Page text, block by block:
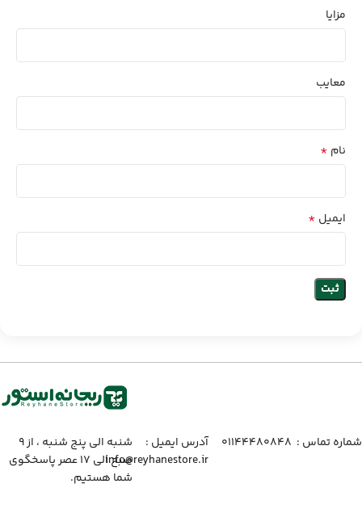
مزایا
معایب
نام *
ایمیل *
شماره تماس :‌ ۰۱۱۴۴۴۸۰۸۴۸
آدرس ایمیل :‌
info@reyhanestore.ir
شنبه الی پنج شنبه ، از ۹
صبح الی ۱۷ عصر پاسخگوی
شما هستیم.